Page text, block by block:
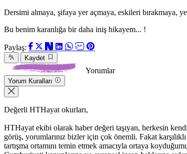
Dersimi almaya, şifaya yer açmaya, eskileri bırakmaya,
Bu benim karanlığa bir daha iniş hikayem... !
Paylaş:
Kaydet
Yorumlar
Yorum Kuralları
Değerli HTHayat okurları,
HTHayat ekibi olarak haber değeri taşıyan, herkesin
görüş, yorumlarınız bizler için çok önemli. Fakat
tartışma ortamını temin etmek amacıyla ortaya